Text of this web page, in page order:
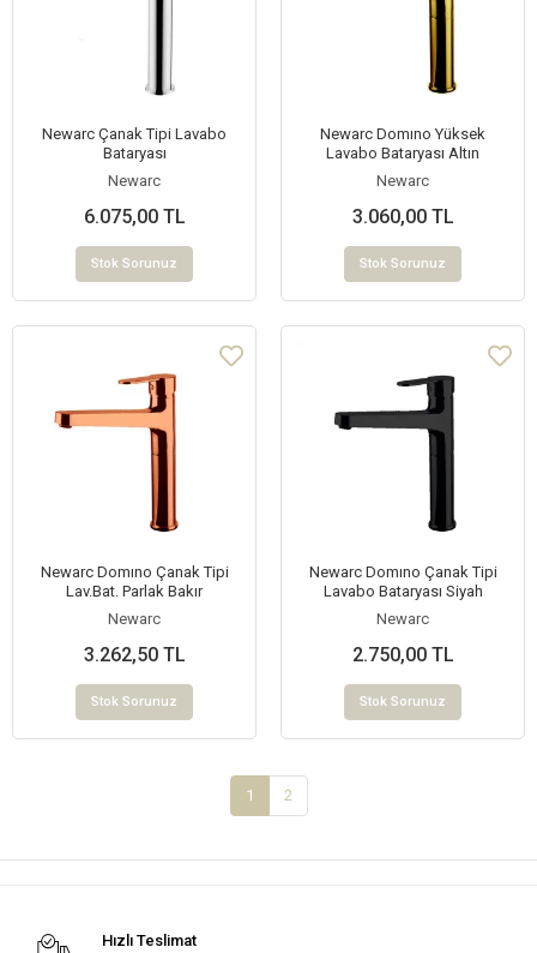
Newarc Çanak Tipi Lavabo
Bataryası
Newarc
6.075,00 TL
Stok Sorunuz
Newarc Domıno Yüksek
Lavabo Bataryası Altın
Newarc
3.060,00 TL
Stok Sorunuz
Newarc Domıno Çanak Tipi
Lav.Bat. Parlak Bakır
Newarc
3.262,50 TL
Stok Sorunuz
Newarc Domıno Çanak Tipi
Lavabo Bataryası Siyah
Newarc
2.750,00 TL
Stok Sorunuz
1 2
Hızlı Teslimat